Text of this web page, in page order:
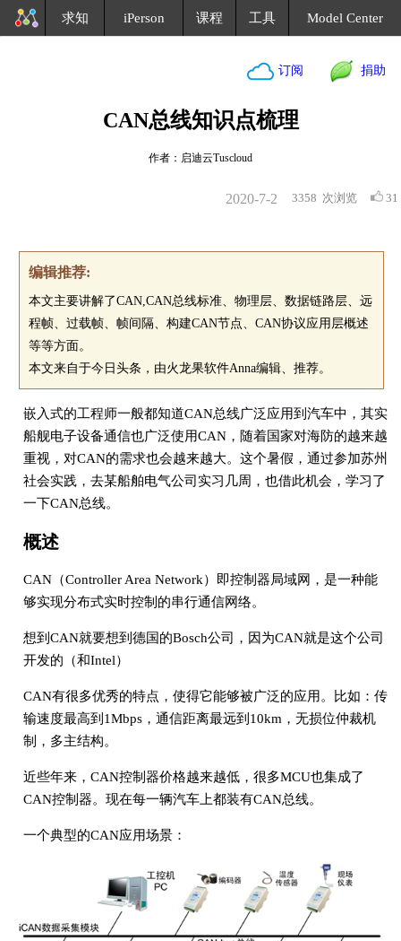
求知 iPerson 课程 工具 Model Center
订阅 捐助
CAN总线知识点梳理
作者：启迪云Tuscloud
3358 次浏览 31
2020-7-2
编辑推荐:
本文主要讲解了CAN,CAN总线标准、物理层、数据链路层、远
程帧、过载帧、帧间隔、构建CAN节点、CAN协议应用层概述
等等方面。
本文来自于今日头条，由火龙果软件Anna编辑、推荐。
嵌入式的工程师一般都知道CAN总线广泛应用到汽车中，其实
船舰电子设备通信也广泛使用CAN，随着国家对海防的越来越
重视，对CAN的需求也会越来越大。这个暑假，通过参加苏州
社会实践，去某船舶电气公司实习几周，也借此机会，学习了
一下CAN总线。
概述
CAN（Controller Area Network）即控制器局域网，是一种能
够实现分布式实时控制的串行通信网络。
想到CAN就要想到德国的Bosch公司，因为CAN就是这个公司
开发的（和Intel）
CAN有很多优秀的特点，使得它能够被广泛的应用。比如：传
输速度最高到1Mbps，通信距离最远到10km，无损位仲裁机
制，多主结构。
近些年来，CAN控制器价格越来越低，很多MCU也集成了
CAN控制器。现在每一辆汽车上都装有CAN总线。
一个典型的CAN应用场景：